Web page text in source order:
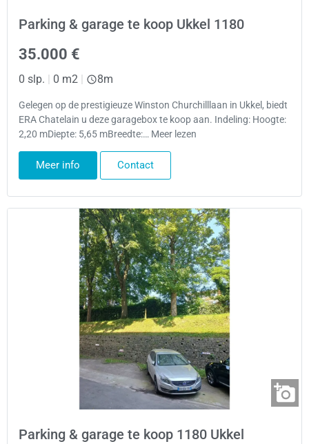
Parking & garage te koop Ukkel 1180
35.000 €
0 slp. 0 m2 8m
Gelegen op de prestigieuze Winston Churchilllaan in Ukkel, biedt
ERA Chatelain u deze garagebox te koop aan. Indeling: Hoogte:
2,20 mDiepte: 5,65 mBreedte:… Meer lezen
Meer info Contact
Parking & garage te koop 1180 Ukkel